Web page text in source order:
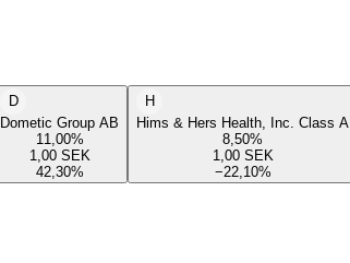
D
Dometic Group AB
11,00%
1,00 SEK
42,30%
H
Hims & Hers Health, Inc. Class A
8,50%
1,00 SEK
−22,10%